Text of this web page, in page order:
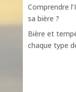
Comprendre
sa bière ?
Bière et
chaque type